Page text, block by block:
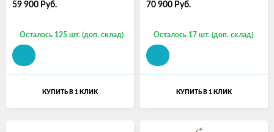
59 900 Руб.
Осталось 125 шт. (доп. склад)
КУПИТЬ В 1 КЛИК
70 900 Руб.
Осталось 17 шт. (доп. склад)
КУПИТЬ В 1 КЛИК